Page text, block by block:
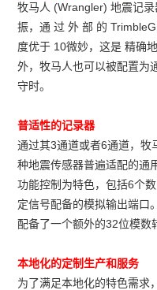
牧马人 (Wrangler) 地震记
振，通 过 外 部 的
度优于 10微妙，这是 精确
外，牧马人也可以被配置为
守时。
普适性的记录器
通过其3通道或者6通道，
种地震传感器普遍适配的通
功能控制为特色，包括6个
定信号配备的模拟输出端口
配备了一个额外的32位模数
本地化的定制生产和服务
为了满足本地化的特色需求